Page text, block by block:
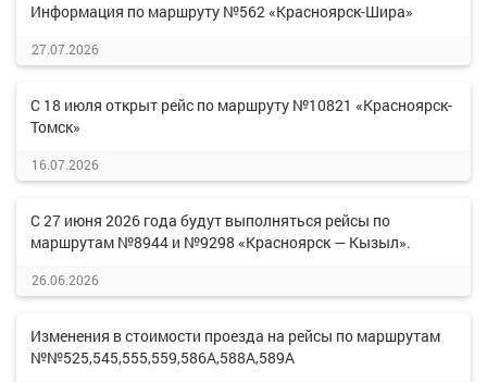
Информация по маршруту №562 «Красноярск-Шира»
27.07.2026
С 18 июля открыт рейс по маршруту №10821 «Красноярск-
Томск»
16.07.2026
С 27 июня 2026 года будут выполняться рейсы по
маршрутам №8944 и №9298 «Красноярск — Кызыл».
26.06.2026
Изменения в стоимости проезда на рейсы по маршрутам
№№525,545,555,559,586А,588А,589А